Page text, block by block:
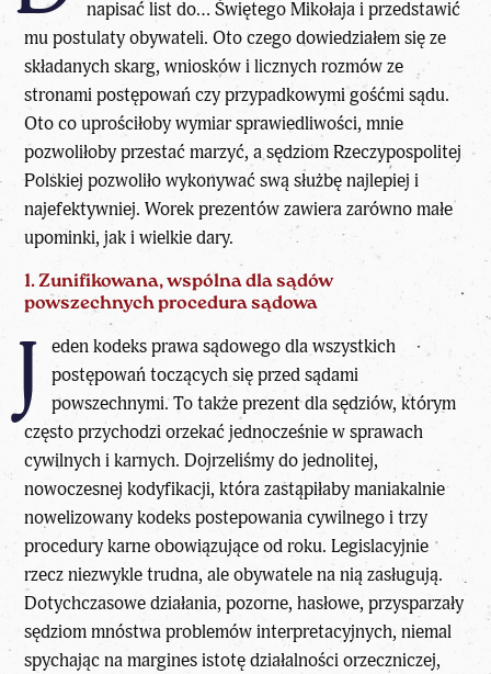
napisać list do… Świętego Mikołaja i przedstawić
mu postulaty obywateli. Oto czego dowiedziałem się ze
składanych skarg, wniosków i licznych rozmów ze
stronami postępowań czy przypadkowymi gośćmi sądu.
Oto co uprościłoby wymiar sprawiedliwości, mnie
pozwoliłoby przestać marzyć, a sędziom Rzeczypospolitej
Polskiej pozwoliło wykonywać swą służbę najlepiej i
najefektywniej. Worek prezentów zawiera zarówno małe
upominki, jak i wielkie dary.
1. Zunifikowana, wspólna dla sądów
powszechnych procedura sądowa
J
eden kodeks prawa sądowego dla wszystkich
postępowań toczących się przed sądami
powszechnymi. To także prezent dla sędziów, którym
często przychodzi orzekać jednocześnie w sprawach
cywilnych i karnych. Dojrzeliśmy do jednolitej,
nowoczesnej kodyfikacji, która zastąpiłaby maniakalnie
nowelizowany kodeks postepowania cywilnego i trzy
procedury karne obowiązujące od roku. Legislacyjnie
rzecz niezwykle trudna, ale obywatele na nią zasługują.
Dotychczasowe działania, pozorne, hasłowe, przysparzały
sędziom mnóstwa problemów interpretacyjnych, niemal
spychając na margines istotę działalności orzeczniczej,